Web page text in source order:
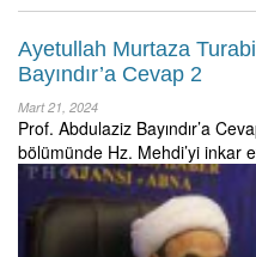
Ayetullah Murtaza
Bayındır’a Cevap 2
Mart 21, 2024
Prof. Abdulaziz Bayındır’a
bölümünde Hz. Mehdi’yi inkar